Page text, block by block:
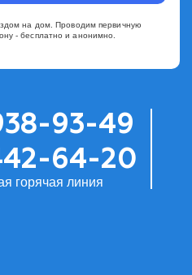
на дом. Проводим первичную
- бесплатно и анонимно.
93-49
64-20
горячая линия